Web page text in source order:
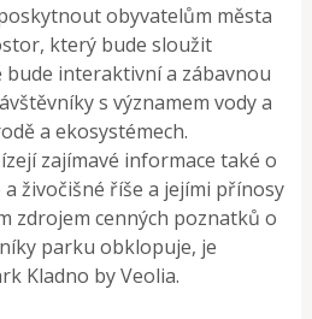
obyvatelům města
který bude sloužit
interaktivní a zábavnou
s významem vody a
a ekosystémech.
zajímavé informace také o
živočišné říše a jejími přínosy
zdrojem cenných poznatků o
parku obklopuje, je
Kladno by Veolia.